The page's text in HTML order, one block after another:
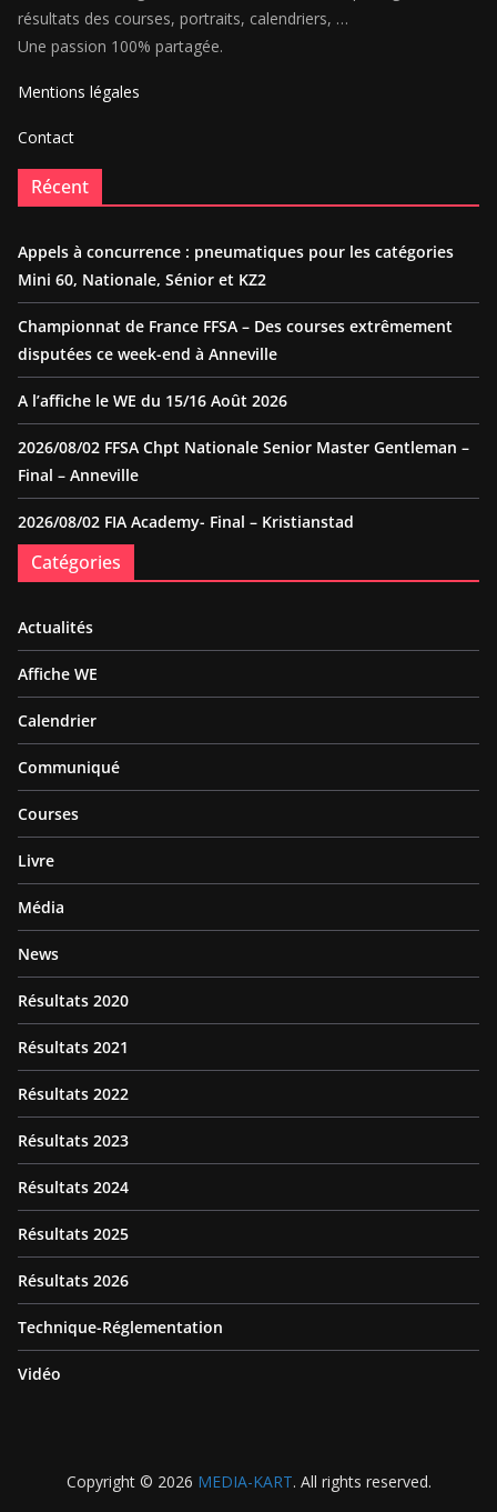
résultats des courses, portraits, calendriers, …
Une passion 100% partagée.
Mentions légales
Contact
Récent
Appels à concurrence : pneumatiques pour les catégories
Mini 60, Nationale, Sénior et KZ2
Championnat de France FFSA – Des courses extrêmement
disputées ce week-end à Anneville
A l’affiche le WE du 15/16 Août 2026
2026/08/02 FFSA Chpt Nationale Senior Master Gentleman –
Final – Anneville
2026/08/02 FIA Academy- Final – Kristianstad
Catégories
Actualités
Affiche WE
Calendrier
Communiqué
Courses
Livre
Média
News
Résultats 2020
Résultats 2021
Résultats 2022
Résultats 2023
Résultats 2024
Résultats 2025
Résultats 2026
Technique-Réglementation
Vidéo
Copyright © 2026 MEDIA-KART. All rights reserved.